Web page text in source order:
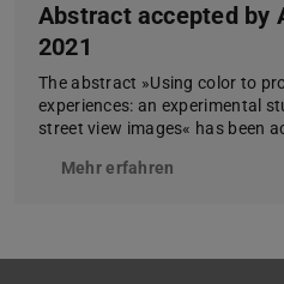
Abstract accepted by
2021
The abstract »Using color to
experiences: an experimental
street view images« has been
Mehr erfahren